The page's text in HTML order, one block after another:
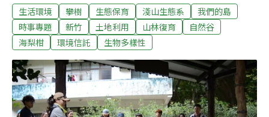
月舉辦免費導覽活動，帶民眾領會低海拔森林的奧妙。
2007年，因為守護環境的共同夢想，六位荒野保護協會的
夥伴集資買下土地，當時是廢耕20多年的柑橘園，2008年
將土地進行環境信託，簽訂三年契約，委託荒野保護協會
管理， 2014年契約到期後，地主決定改由台灣環境資訊協
會管理。所謂的信託，是受信託法保護的財產管理制度，
委託人將財產權委託後，受託人必須遵守契約內容進行管
生活環境 攀樹 生態保育 淺山生態系
我們的島
時事專題
新竹 土地利用 山林復育
自然谷
海梨柑
環境信託 生物多樣性